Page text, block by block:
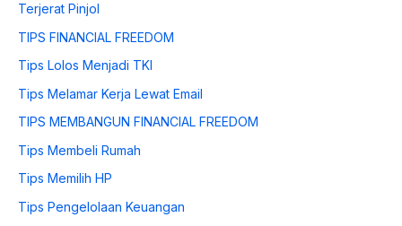
Terjerat Pinjol
TIPS FINANCIAL FREEDOM
Tips Lolos Menjadi TKI
Tips Melamar Kerja Lewat Email
TIPS MEMBANGUN FINANCIAL FREEDOM
Tips Membeli Rumah
Tips Memilih HP
Tips Pengelolaan Keuangan